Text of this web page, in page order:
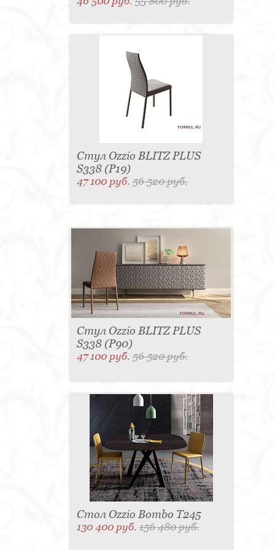
Стул Ozzio BLITZ PLUS
S338 (P19)
47 100 руб.56 520 руб.
Стул Ozzio BLITZ PLUS
S338 (P90)
47 100 руб.56 520 руб.
Стол Ozzio Bombo T245
130 400 руб.156 480 руб.